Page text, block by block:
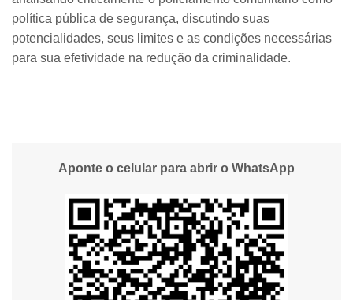
política pública de segurança, discutindo suas
potencialidades, seus limites e as condições necessárias
para sua efetividade na redução da criminalidade.
Aponte o celular para abrir o WhatsApp